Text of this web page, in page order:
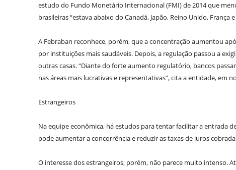
estudo do Fundo Monetário Internacional (FMI) de 2014 que
brasileiras “estava abaixo do Canadá, Japão, Reino Unido, França
A Febraban reconhece, porém, que a concentração aumentou
por instituições mais saudáveis. Depois, a regulação passou a
outras casas. “Diante do forte aumento regulatório, bancos
nas áreas mais lucrativas e representativas”, cita a entidade, em
Estrangeiros
Na equipe econômica, há estudos para tentar facilitar a entrada
pode aumentar a concorrência e reduzir as taxas de juros
O interesse dos estrangeiros, porém, não parece muito intenso.